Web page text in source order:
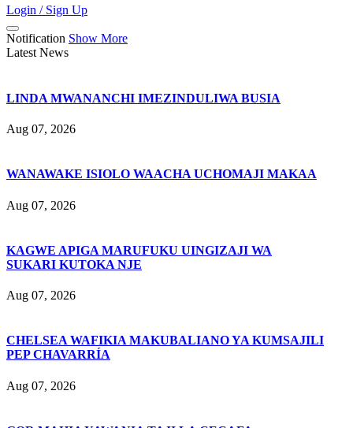
Login / Sign Up
Notification Show More
Latest News
LINDA MWANANCHI IMEZINDULIWA BUSIA
Aug 07, 2026
WANAWAKE ISIOLO WAACHA UCHOMAJI MAKAA
Aug 07, 2026
KAGWE APIGA MARUFUKU UINGIZAJI WA
SUKARI KUTOKA NJE
Aug 07, 2026
CHELSEA WAFIKIA MAKUBALIANO YA KUMSAJILI
PEP CHAVARRÍA
Aug 07, 2026